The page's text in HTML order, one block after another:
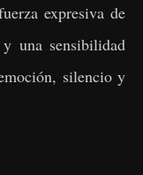
expresiva de
una sensibilidad
silencio y